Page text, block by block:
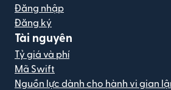
Đăng nhập
Đăng ký
Tài nguyên
Tỷ giá và phí
Mã Swift
Nguồn lực dành cho hành vi gian